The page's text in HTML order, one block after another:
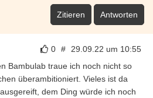
Zitieren Antworten
0 # 29.09.22 um 10:55
Bambulab traue ich noch nicht so
überambitioniert. Vieles ist da
dem Ding würde ich noch